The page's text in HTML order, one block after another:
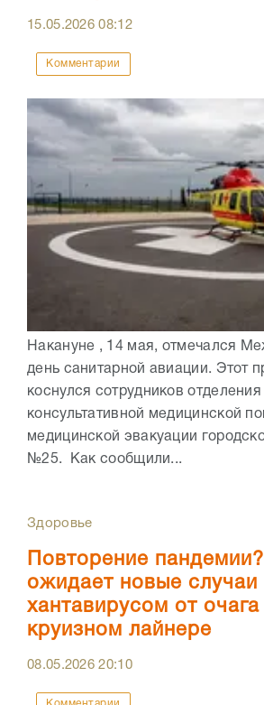
15.05.202608:12
Комментарии
Накануне , 14 мая, отмечался
день санитарной авиации. Этот
коснулся сотрудников
консультативной медицинской
медицинской эвакуации
№25. Как сообщили...
Здоровье
Повторение
ожидает новые случаи
хантавирусом от очага
круизном лайнере
08.05.202620:10